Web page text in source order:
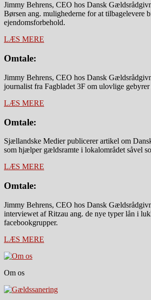
Jimmy Behrens, CEO hos Dansk
Børsen ang. mulighederne for at tilbagelevere
ejendomsforbehold.
LÆS MERE
Omtale:
Jimmy Behrens, CEO hos Dansk
journalist fra Fagbladet 3F om ulovlige gebyrer
LÆS MERE
Omtale:
Sjællandske Medier publicerer artikel om
som hjælper gældsramte i lokalområdet såvel
LÆS MERE
Omtale:
Jimmy Behrens, CEO hos Dansk
interviewet af Ritzau ang. de nye typer lån i
facebookgrupper.
LÆS MERE
Om os